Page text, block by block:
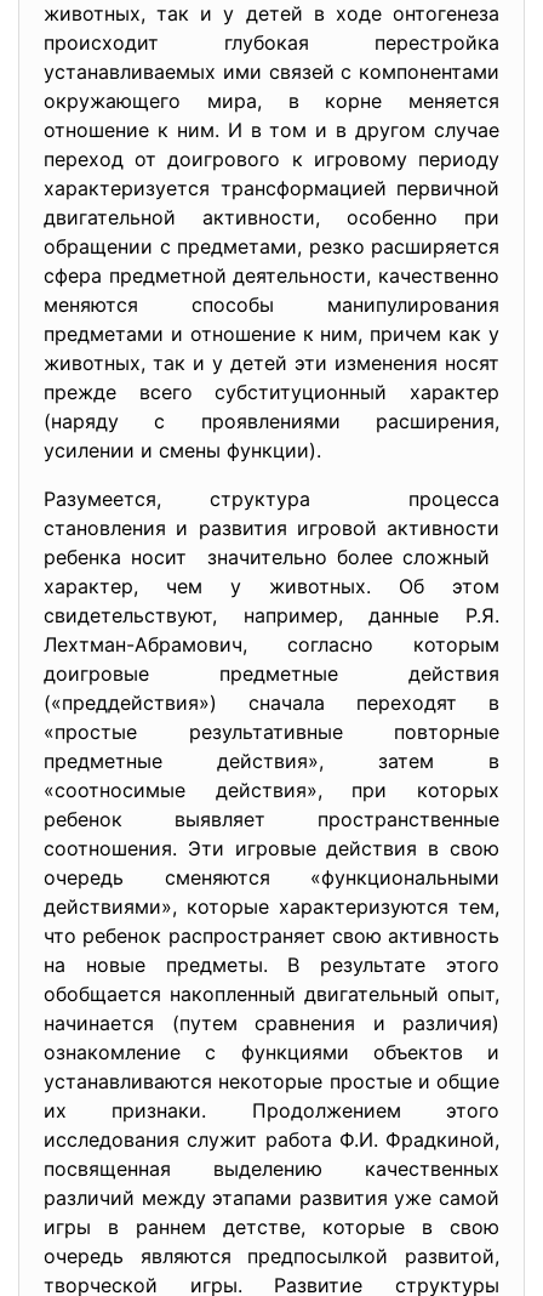
животных, так и у детей в ходе онтогенеза
происходит глубокая перестройка
устанавливаемых ими связей с компонентами
окружающего мира, в корне меняется
отношение к ним. И в том и в другом случае
переход от доигрового к игровому периоду
характеризуется трансформацией первичной
двигательной активности, особенно при
обращении с предметами, резко расширяется
сфера предметной деятельности, качественно
меняются способы манипулирования
предметами и отношение к ним, причем как у
животных, так и у детей эти изменения носят
прежде всего субституционный характер
(наряду с проявлениями расширения,
усилении и смены функции).
Разумеется, структура процесса
становления и развития игровой активности
ребенка носит значительно более сложный
характер, чем у животных. Об этом
свидетельствуют, например, данные Р.Я.
Лехтман-Абрамович, согласно которым
доигровые предметные действия
(«преддействия») сначала переходят в
«простые результативные повторные
предметные действия», затем в
«соотносимые действия», при которых
ребенок выявляет пространственные
соотношения. Эти игровые действия в свою
очередь сменяются «функциональными
действиями», которые характеризуются тем,
что ребенок распространяет свою активность
на новые предметы. В результате этого
обобщается накопленный двигательный опыт,
начинается (путем сравнения и различия)
ознакомление с функциями объектов и
устанавливаются некоторые простые и общие
их признаки. Продолжением этого
исследования служит работа Ф.И. Фрадкиной,
посвященная выделению качественных
различий между этапами развития уже самой
игры в раннем детстве, которые в свою
очередь являются предпосылкой развитой,
творческой игры. Развитие структуры